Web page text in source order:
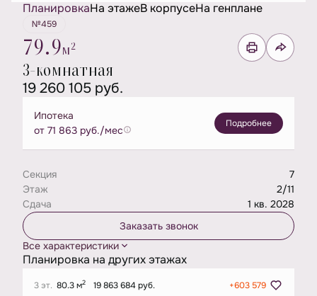
ПланировкаНа этажеВ корпусеНа генплане
№459
79.9м2
3-комнатная
19 260 105 руб.
Ипотека
от 71 863 руб./мес
Подробнее
Секция
7
Этаж
2/11
Сдача
1 кв. 2028
Заказать звонок
Все характеристики
Планировка на других этажах
3 эт. 80.3 м2 19 863 684 руб. +603 579